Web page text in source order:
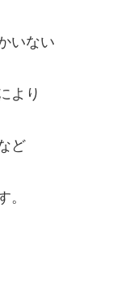
いない
より
ど
。